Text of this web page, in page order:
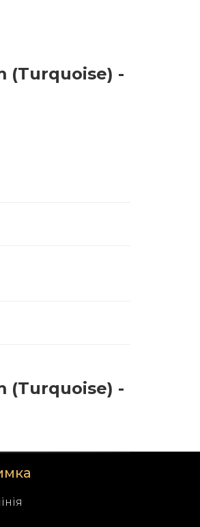
(Turquoise) -
(Turquoise) -